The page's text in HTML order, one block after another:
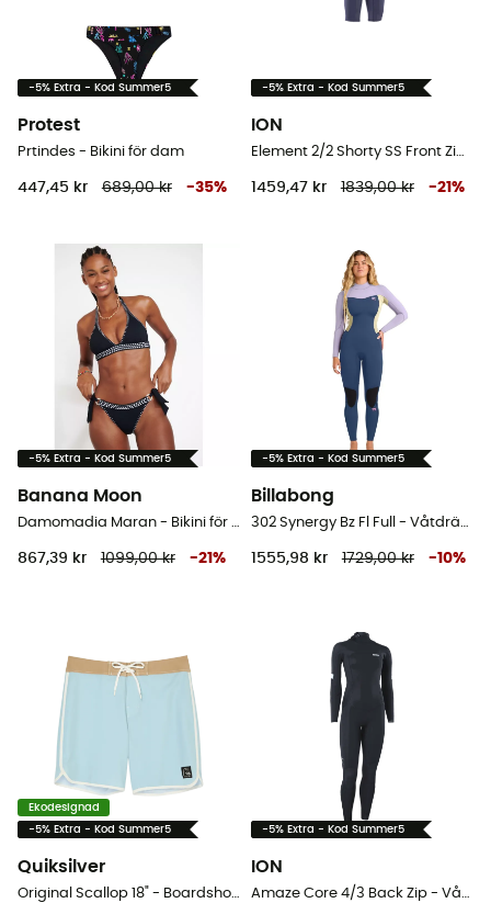
-5% Extra - Kod Summer5
Protest
Prtindes - Bikini för dam
447,45 kr 689,00 kr -35%
-5% Extra - Kod Summer5
ION
Element 2/2 Shorty SS Front Zip - Våtdräkt för surfing - Herr
1459,47 kr 1839,00 kr -21 %
-5% Extra - Kod Summer5
Banana Moon
Damomadia Maran - Bikini för dam
867,39 kr 1099,00 kr -21 %
-5% Extra - Kod Summer5
Billabong
302 Synergy Bz Fl Full - Våtdräkt för surfing - Dam
1555,98 kr 1729,00 kr -10%
Ekodesignad
-5% Extra - Kod Summer5
Quiksilver
Original Scallop 18" - Boardshorts - Herr
-5% Extra - Kod Summer5
ION
Amaze Core 4/3 Back Zip - Våtdräkt för surfing - Dam